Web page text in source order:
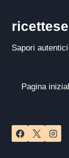
Sapori
Pagina